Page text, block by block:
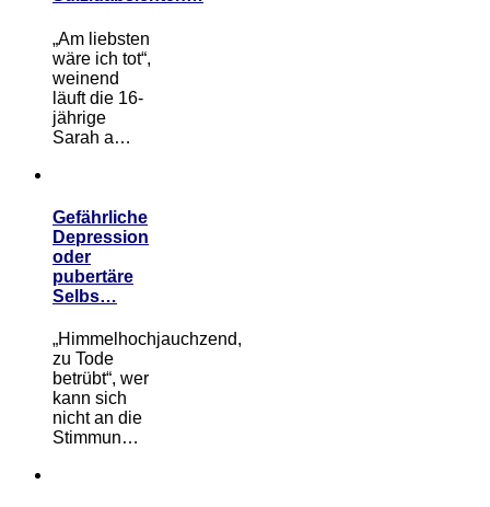
„Am liebsten
wäre ich tot“,
weinend
läuft die 16-
jährige
Sarah a…
Gefährliche
Depression
oder
pubertäre
Selbs…
„Himmelhochjauchzend,
zu Tode
betrübt“, wer
kann sich
nicht an die
Stimmun…